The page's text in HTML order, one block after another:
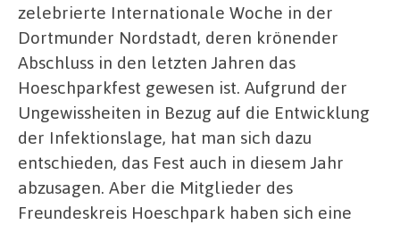
zelebrierte Internationale Woche in der
Dortmunder Nordstadt, deren krönender
Abschluss in den letzten Jahren das
Hoeschparkfest gewesen ist. Aufgrund der
Ungewissheiten in Bezug auf die Entwicklung
der Infektionslage, hat man sich dazu
entschieden, das Fest auch in diesem Jahr
abzusagen. Aber die Mitglieder des
Freundeskreis Hoeschpark haben sich eine